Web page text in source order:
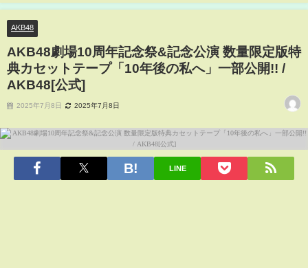
テープ「10年後の私へ」一部公開!! / AKB48[公式]
AKB48
AKB48劇場10周年記念祭&記念公演 数量限定版特
典カセットテープ「10年後の私へ」一部公開!! /
AKB48[公式]
2025年7月8日 2025年7月8日
LINE